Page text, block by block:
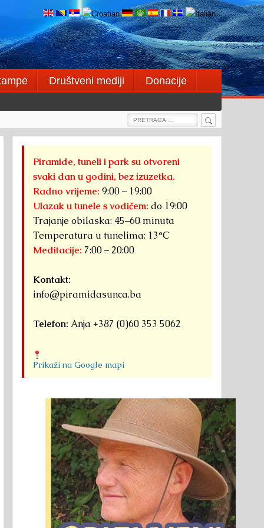
Društveni mediji
Donacije
Search
Search
donosi hinduističku
Moćna energetska lokacija:
Promocija
Piramide, tuneli i park su otvoreni
svaki dan u godini, bez izuzetka.
Radno vrijeme: 9:00 – 19:00
Ulazak u tunele s vodičem: do 19:00
Trajanje obilaska: 45–60 minuta
Temperatura u tunelima: 13°C
Meditacije: 7:00 – 20:00
Kontakt:
info@piramidasunca.ba
Telefon: Anja +387 (0)60 353 5062
Prikaži na Google mapi